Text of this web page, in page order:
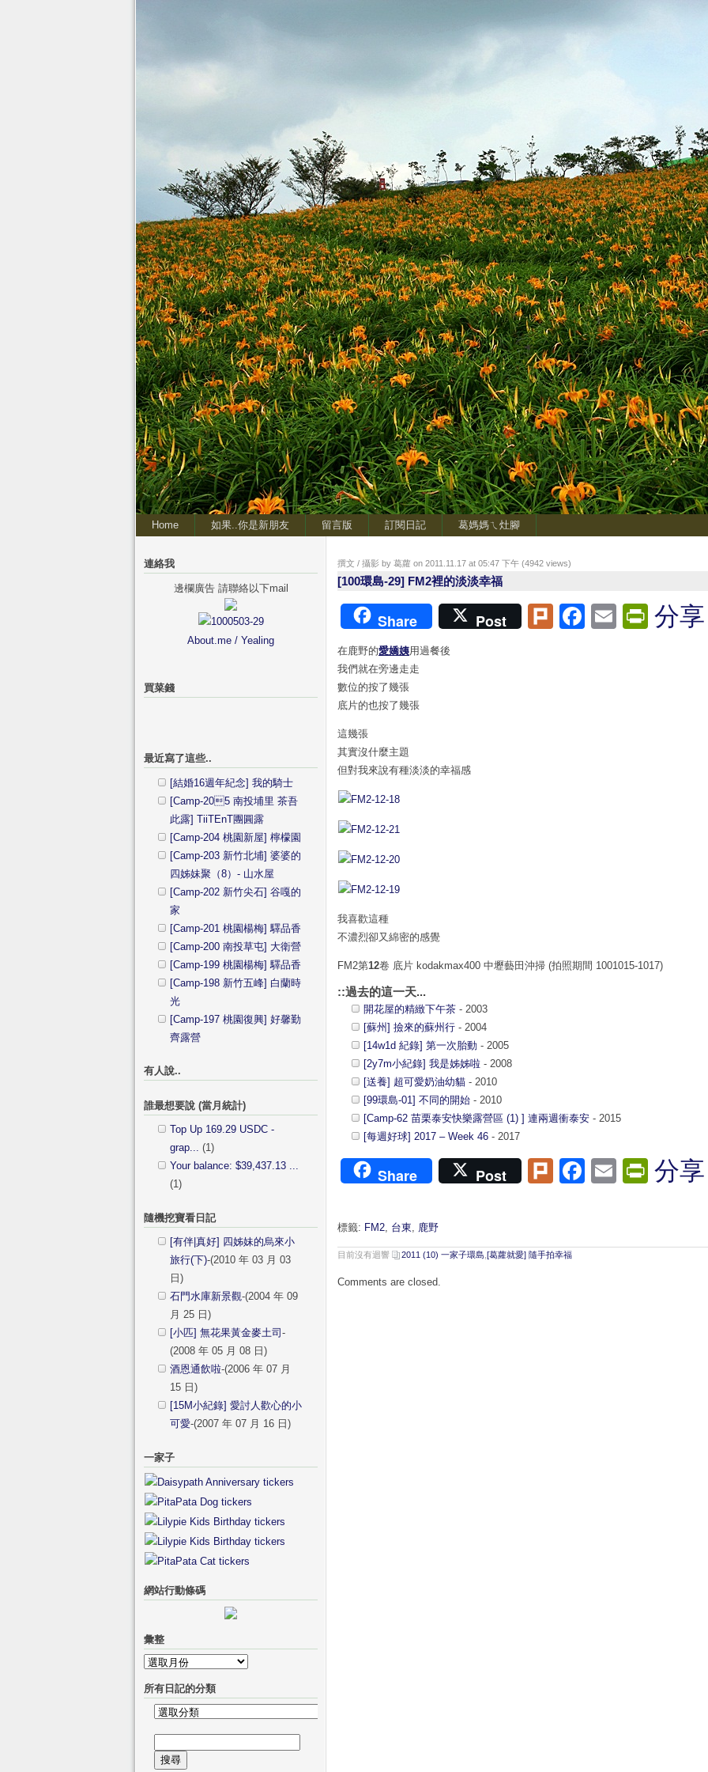
Home 如果..你是新朋友 留言版 訂閱日記 葛媽媽ㄟ灶腳
撰文 / 攝影 by 葛蘿 on 2011.11.17 at 05:47 下午 (4942 views)
[100環島-29] FM2裡的淡淡幸福
Share Post PlurkFacebook
Email分享
在鹿野的愛嬌姨用過餐後
我們就在旁邊走走
數位的按了幾張
底片的也按了幾張
這幾張
其實沒什麼主題
但對我來說有種淡淡的幸福感
我喜歡這種
不濃烈卻又綿密的感覺
FM2第12卷 底片 kodakmax400 中壢藝田沖掃 (拍照期間 1001015-1017)
::過去的這一天...
開花屋的精緻下午茶 - 2003
[蘇州] 撿來的蘇州行 - 2004
[14w1d 紀錄] 第一次胎動 - 2005
[2y7m小紀錄] 我是姊姊啦 - 2008
[送養] 超可愛奶油幼貓 - 2010
[99環島-01] 不同的開始 - 2010
[Camp-62 苗栗泰安快樂露營區 (1) ] 連兩週衝泰安 - 2015
[每週好球] 2017 – Week 46 - 2017
Share Post PlurkFacebook
Email分享
標籤: FM2, 台東, 鹿野
目前沒有迴響 2011 (10) 一家子環島 [葛蘿就愛] 隨手拍幸福
Comments are closed.
連絡我
邊欄廣告 請聯絡以下mail
About.me / Yealing
買菜錢
最近寫了這些..
[結婚16週年紀念] 我的騎士
[Camp-205 南投埔里 茶吾
此露] TiiTEnT團圓露
[Camp-204 桃園新屋] 檸檬園
[Camp-203 新竹北埔] 婆婆的
四姊妹聚（8）- 山水屋
[Camp-202 新竹尖石] 谷嘎的
家
[Camp-201 桃園楊梅] 驛品香
[Camp-200 南投草屯] 大衛營
[Camp-199 桃園楊梅] 驛品香
[Camp-198 新竹五峰] 白蘭時
光
[Camp-197 桃園復興] 好馨勤
齊露營
有人說..
誰最想要說 (當月統計)
Top Up 169.29 USDC -
grap... (1)
Your balance: $39,437.13 ...
(1)
隨機挖寶看日記
[有伴|真好] 四姊妹的烏來小
旅行(下)-(2010 年 03 月 03
日)
石門水庫新景觀-(2004 年 09
月 25 日)
[小匹] 無花果黃金麥土司 -
(2008 年 05 月 08 日)
酒恩通飲啦-(2006 年 07 月
15 日)
[15M小紀錄] 愛討人歡心的小
可愛-(2007 年 07 月 16 日)
一家子
網站行動條碼
彙整
彙
整
所有日記的分類
所
日
記
尋